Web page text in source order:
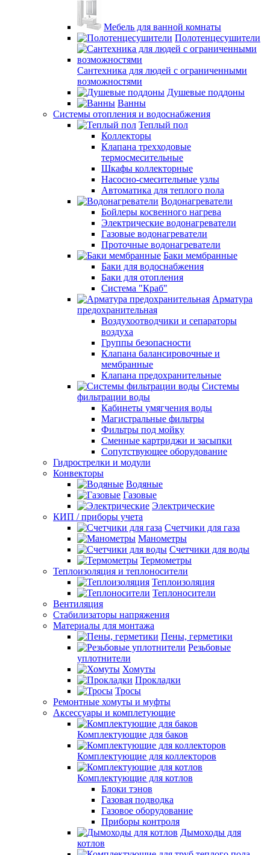
Мебель для ванной комнаты
Полотенцесушители
Сантехника для людей с ограниченными
возможностями
Душевые поддоны
Ванны
Системы отопления и водоснабжения
Теплый пол
Коллекторы
Клапана трехходовые
термосмесительные
Шкафы коллекторные
Насосно-смесительные узлы
Автоматика для теплого пола
Водонагреватели
Бойлеры косвенного нагрева
Электрические водонагреватели
Газовые водонагреватели
Проточные водонагреватели
Баки мембранные
Баки для водоснабжения
Баки для отопления
Система "Краб"
Арматура
предохранительная
Воздухоотводчики и сепараторы
воздуха
Группы безопасности
Клапана балансировочные и
мембранные
Клапана предохранительные
Системы
фильтрации воды
Кабинеты умягчения воды
Магистральные фильтры
Фильтры под мойку
Сменные картриджи и засыпки
Сопутствующее оборудование
Гидрострелки и модули
Конвекторы
Водяные
Газовые
Электрические
КИП / приборы учета
Счетчики для газа
Манометры
Счетчики для воды
Термометры
Теплоизоляция и теплоносители
Теплоизоляция
Теплоносители
Вентиляция
Стабилизаторы напряжения
Материалы для монтажа
Пены, герметики
Резьбовые
уплотнители
Хомуты
Прокладки
Тросы
Ремонтные хомуты и муфты
Аксессуары и комплетующие
Комплектующие для баков
Комплектующие для коллекторов
Комплектующие для котлов
Блоки тэнов
Газовая подводка
Газовое оборудование
Приборы контроля
Дымоходы для
котлов